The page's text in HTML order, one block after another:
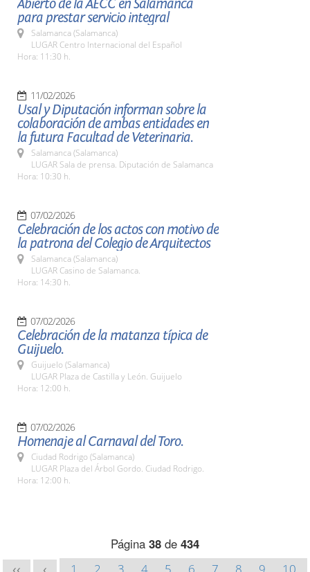
Abierto de la AECC en Salamanca
para prestar servicio integral
Salamanca (Salamanca)
LUGAR Centro Internacional del Español
Hora: 11:30 h.
11/02/2026
Usal y Diputación informan sobre la
colaboración de ambas entidades en
la futura Facultad de Veterinaria.
Salamanca (Salamanca)
LUGAR Sala de prensa. Diputación de Salamanca
Hora: 10:30 h.
07/02/2026
Celebración de los actos con motivo de
la patrona del Colegio de Arquitectos
Salamanca (Salamanca)
LUGAR Casino de Salamanca.
Hora: 14:30 h.
07/02/2026
Celebración de la matanza típica de
Guijuelo.
Guijuelo (Salamanca)
LUGAR Plaza de Castilla y León. Guijuelo
Hora: 12:00 h.
07/02/2026
Homenaje al Carnaval del Toro.
Ciudad Rodrigo (Salamanca)
LUGAR Plaza del Árbol Gordo. Ciudad Rodrigo.
Hora: 12:00 h.
Página 38 de 434